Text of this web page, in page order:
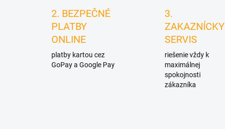
2. BEZPEČNÉ
PLATBY
ONLINE
platby kartou cez
GoPay a Google Pay
3.
ZAKAZNÍCKY
SERVIS
riešenie vždy k
maximálnej
spokojnosti
zákazníka